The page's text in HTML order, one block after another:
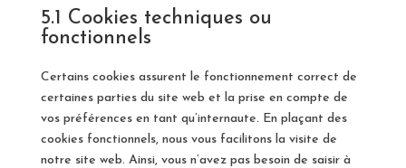
5.1 Cookies techniques ou
fonctionnels
Certains cookies assurent le fonctionnement correct de
certaines parties du site web et la prise en compte de
vos préférences en tant qu’internaute. En plaçant des
cookies fonctionnels, nous vous facilitons la visite de
notre site web. Ainsi, vous n’avez pas besoin de saisir à